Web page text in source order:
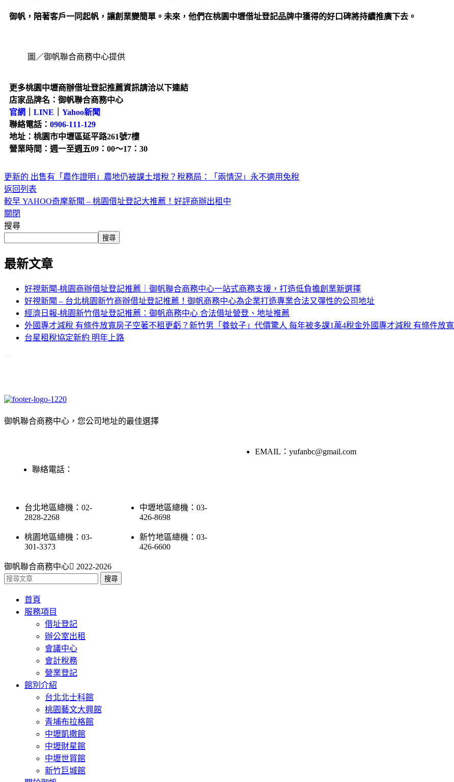
御帆，陪著客戶一同起帆，讓創業變簡單。未來，他們在桃園中壢借址登記品牌中獲得的好口碑將持續推廣下去。
圖／御帆聯合商務中心提供
更多桃園中壢商辦借址登記推薦資訊請洽以下連結
店家品牌名：御帆聯合商務中心
官網
LINE
Yahoo新聞
聯絡電話： 0906-111-129
地址：桃園市中壢區延平路261號7樓
營業時間：週一至週五09：00～17：30
更新的 出售有「農作證明」農地仍被課土增稅？稅務局：「兩情況」永不適用免稅
返回列表
較早 YAHOO奇摩新聞 – 桃園借址登記大推薦！好評商辦出租中
關閉
搜尋
搜尋
最新文章
好視新聞-桃園商辦借址登記推薦｜御帆聯合商務中心一站式商務支援，打造低負擔創業新選擇
好視新聞 – 台北桃園新竹商辦借址登記推薦！御帆商務中心為企業打造專業合法又彈性的公司地址
經濟日報-桃園新竹借址登記推薦：御帆商務中心 合法借址營登、地址推薦
外國專才減稅 有條件放寬房子空著不租更虧？新竹男「養蚊子」代價驚人 每年被多課1萬4稅金外國專才減稅 有條件放寬
台星租稅協定新約 明年上路
御帆聯合商務中心，您公司地址的最佳選擇
聯絡電話：
台北地區總機：02-
2828-2268
桃園地區總機：03-
301-3373
中壢地區總機：03-
426-8698
新竹地區總機：03-
426-6600
EMAIL：yufanbc@gmail.com
御帆聯合商務中心 2022-2026
搜尋
首頁
服務項目
借址登記
辦公室出租
會議中心
會計稅務
營業登記
館別介紹
台北北士科館
桃園藝文大興館
青埔布拉格館
中壢凱撒館
中壢財星館
中壢世貿館
新竹巨城館